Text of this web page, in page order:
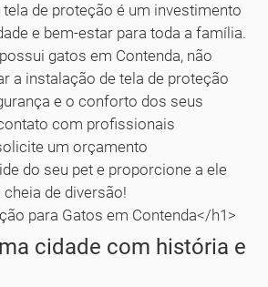
de proteção é um investimento
e bem-estar para toda a família.
gatos em Contenda, não
a instalação de tela de proteção
e o conforto dos seus
com profissionais
um orçamento
do seu pet e proporcione a ele
de diversão!
para Gatos em Contenda</h1>
cidade com história e